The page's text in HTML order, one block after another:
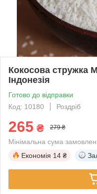
Кокосова стружка
Індонезія
Готово до відправки
Код: 10180
Роздріб
265 ₴ 279 ₴
Мінімальна сума
Економія 14 ₴